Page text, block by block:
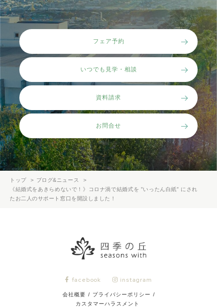
フェア予約
いつでも見学・相談
資料請求
お問合せ
トップ
ブログ&ニュース
《結婚式をあきらめないで！》コロナ渦で結婚式を ”いったん白紙” にされ
たお二人のサポート窓口を開設しました！
facebook instagram
会社概要 / プライバシーポリシー /
カスタマーハラスメント